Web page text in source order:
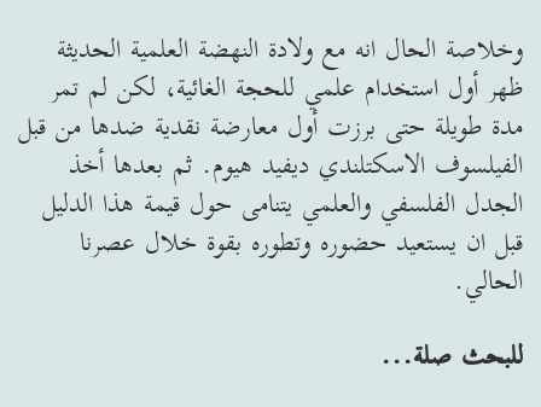
وخلاصة الحال انه مع ولادة النهضة العلمية الحديثة
ظهر أول استخدام علمي للحجة الغائية، لكن لم تمر
مدة طويلة حتى برزت أول معارضة نقدية ضدها من قبل
الفيلسوف الاسكتلندي ديفيد هيوم. ثم بعدها أخذ
الجدل الفلسفي والعلمي يتنامى حول قيمة هذا الدليل
قبل ان يستعيد حضوره وتطوره بقوة خلال عصرنا
الحالي.
للبحث صلة...